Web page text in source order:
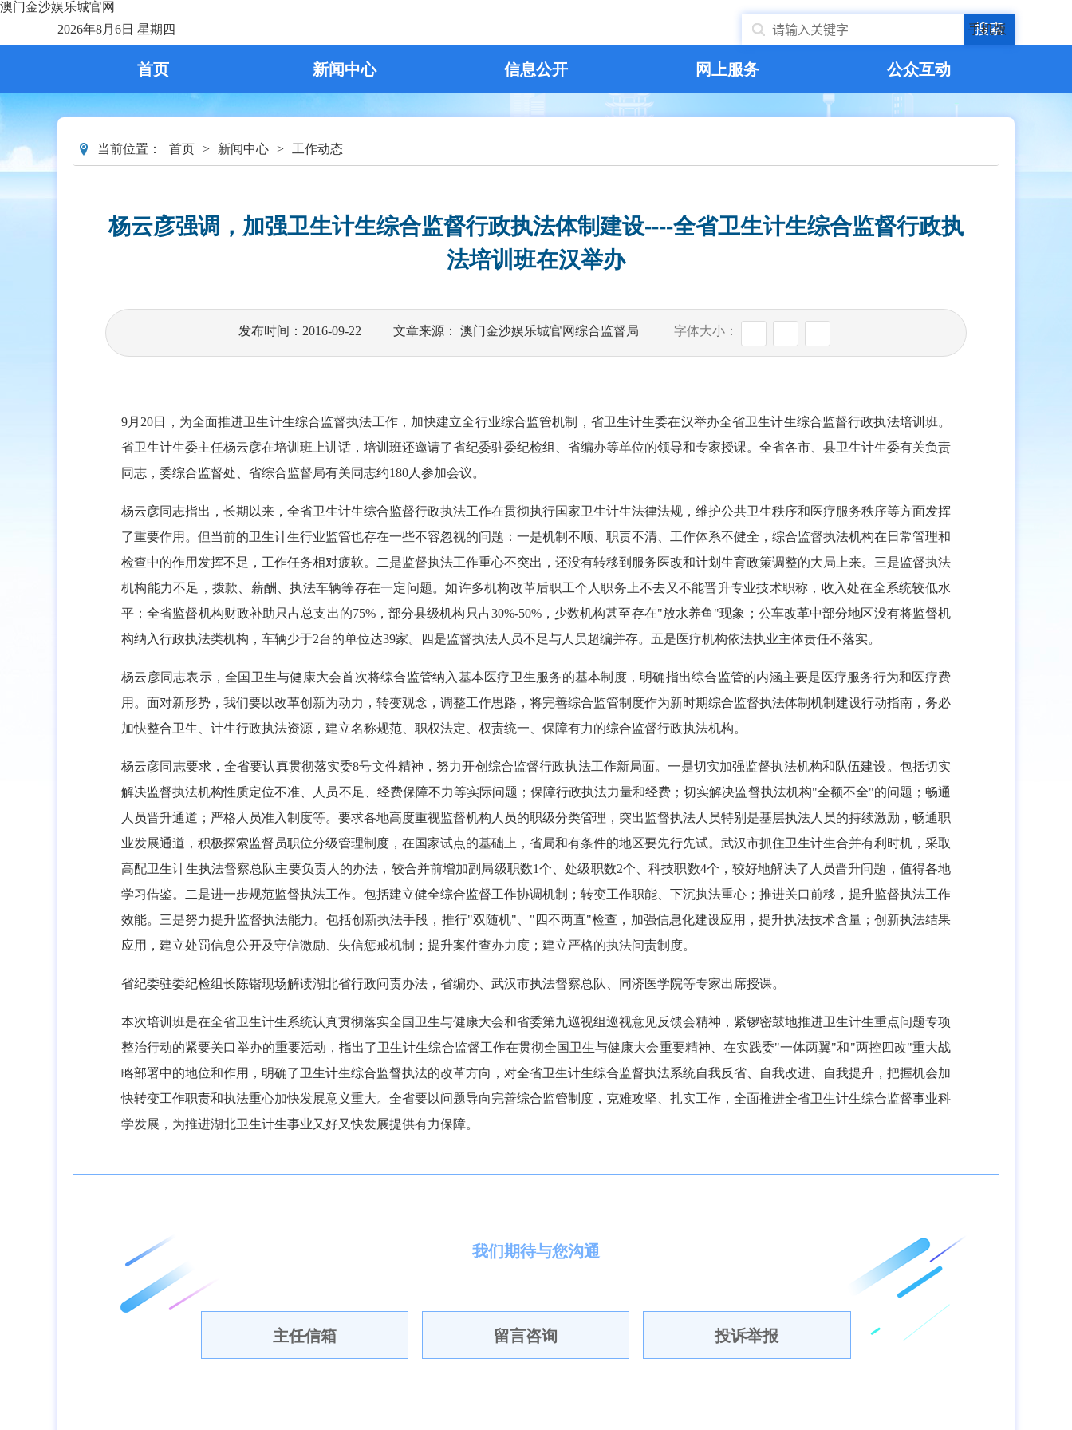
澳门金沙娱乐城官网
2026年8月6日 星期四
手机版
搜索
首页 新闻中心 信息公开 网上服务 公众互动
当前位置： 首页 > 新闻中心 > 工作动态
杨云彦强调，加强卫生计生综合监督行政执法体制建设----全省卫生计生综合监督行政执
法培训班在汉举办
发布时间：2016-09-22 文章来源： 澳门金沙娱乐城官网综合监督局 字体大小：
9月20日，为全面推进卫生计生综合监督执法工作，加快建立全行业综合监管机制，省卫生计生委在汉举办全省卫生计生综合监督行政执法培训班。
省卫生计生委主任杨云彦在培训班上讲话，培训班还邀请了省纪委驻委纪检组、省编办等单位的领导和专家授课。全省各市、县卫生计生委有关负责
同志，委综合监督处、省综合监督局有关同志约180人参加会议。
杨云彦同志指出，长期以来，全省卫生计生综合监督行政执法工作在贯彻执行国家卫生计生法律法规，维护公共卫生秩序和医疗服务秩序等方面发挥
了重要作用。但当前的卫生计生行业监管也存在一些不容忽视的问题：一是机制不顺、职责不清、工作体系不健全，综合监督执法机构在日常管理和
检查中的作用发挥不足，工作任务相对疲软。二是监督执法工作重心不突出，还没有转移到服务医改和计划生育政策调整的大局上来。三是监督执法
机构能力不足，拨款、薪酬、执法车辆等存在一定问题。如许多机构改革后职工个人职务上不去又不能晋升专业技术职称，收入处在全系统较低水
平；全省监督机构财政补助只占总支出的75%，部分县级机构只占30%-50%，少数机构甚至存在"放水养鱼"现象；公车改革中部分地区没有将监督机
构纳入行政执法类机构，车辆少于2台的单位达39家。四是监督执法人员不足与人员超编并存。五是医疗机构依法执业主体责任不落实。
杨云彦同志表示，全国卫生与健康大会首次将综合监管纳入基本医疗卫生服务的基本制度，明确指出综合监管的内涵主要是医疗服务行为和医疗费
用。面对新形势，我们要以改革创新为动力，转变观念，调整工作思路，将完善综合监管制度作为新时期综合监督执法体制机制建设行动指南，务必
加快整合卫生、计生行政执法资源，建立名称规范、职权法定、权责统一、保障有力的综合监督行政执法机构。
杨云彦同志要求，全省要认真贯彻落实委8号文件精神，努力开创综合监督行政执法工作新局面。一是切实加强监督执法机构和队伍建设。包括切实
解决监督执法机构性质定位不准、人员不足、经费保障不力等实际问题；保障行政执法力量和经费；切实解决监督执法机构"全额不全"的问题；畅通
人员晋升通道；严格人员准入制度等。要求各地高度重视监督机构人员的职级分类管理，突出监督执法人员特别是基层执法人员的持续激励，畅通职
业发展通道，积极探索监督员职位分级管理制度，在国家试点的基础上，省局和有条件的地区要先行先试。武汉市抓住卫生计生合并有利时机，采取
高配卫生计生执法督察总队主要负责人的办法，较合并前增加副局级职数1个、处级职数2个、科技职数4个，较好地解决了人员晋升问题，值得各地
学习借鉴。二是进一步规范监督执法工作。包括建立健全综合监督工作协调机制；转变工作职能、下沉执法重心；推进关口前移，提升监督执法工作
效能。三是努力提升监督执法能力。包括创新执法手段，推行"双随机"、"四不两直"检查，加强信息化建设应用，提升执法技术含量；创新执法结果
应用，建立处罚信息公开及守信激励、失信惩戒机制；提升案件查办力度；建立严格的执法问责制度。
省纪委驻委纪检组长陈锴现场解读湖北省行政问责办法，省编办、武汉市执法督察总队、同济医学院等专家出席授课。
本次培训班是在全省卫生计生系统认真贯彻落实全国卫生与健康大会和省委第九巡视组巡视意见反馈会精神，紧锣密鼓地推进卫生计生重点问题专项
整治行动的紧要关口举办的重要活动，指出了卫生计生综合监督工作在贯彻全国卫生与健康大会重要精神、在实践委"一体两翼"和"两控四改"重大战
略部署中的地位和作用，明确了卫生计生综合监督执法的改革方向，对全省卫生计生综合监督执法系统自我反省、自我改进、自我提升，把握机会加
快转变工作职责和执法重心加快发展意义重大。全省要以问题导向完善综合监管制度，克难攻坚、扎实工作，全面推进全省卫生计生综合监督事业科
学发展，为推进湖北卫生计生事业又好又快发展提供有力保障。
我们期待与您沟通
主任信箱 留言咨询 投诉举报